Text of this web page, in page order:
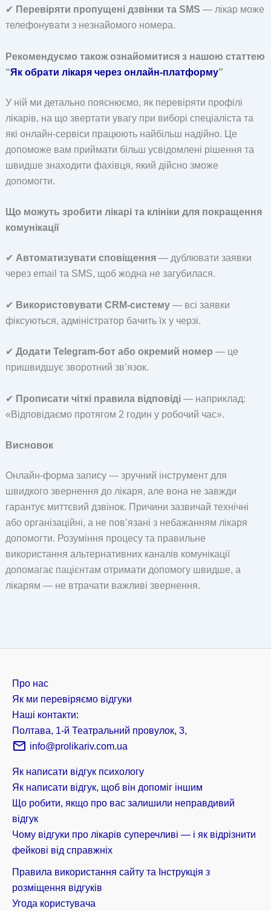
✔ Перевіряти пропущені дзвінки та SMS — лікар може
телефонувати з незнайомого номера.
Рекомендуємо також ознайомитися з нашою статтею
“Як обрати лікаря через онлайн-платформу”
У ній ми детально пояснюємо, як перевіряти профілі
лікарів, на що звертати увагу при виборі спеціаліста та
які онлайн-сервіси працюють найбільш надійно. Це
допоможе вам приймати більш усвідомлені рішення та
швидше знаходити фахівця, який дійсно зможе
допомогти.
Що можуть зробити лікарі та клініки для покращення
комунікації
✔ Автоматизувати сповіщення— дублювати заявки
через email та SMS, щоб жодна не загубилася.
✔ Використовувати CRM-систему— всі заявки
фіксуються, адміністратор бачить їх у черзі.
✔ Додати Telegram-бот або окремий номер — це
пришвидшує зворотний зв’язок.
✔ Прописати чіткі правила відповіді— наприклад:
«Відповідаємо протягом 2 годин у робочий час».
Висновок
Онлайн-форма запису — зручний інструмент для
швидкого звернення до лікаря, але вона не завжди
гарантує миттєвий дзвінок. Причини зазвичай технічні
або організаційні, а не пов’язані з небажанням лікаря
допомогти. Розуміння процесу та правильне
використання альтернативних каналів комунікації
допомагає пацієнтам отримати допомогу швидше, а
лікарям — не втрачати важливі звернення.
Про нас
Як ми перевіряємо відгуки
Наші контакти:
Полтава, 1-й Театральний провулок, 3,
info@prolikariv.com.ua
Як написати відгук психологу
Як написати відгук, щоб він допоміг іншим
Що робити, якщо про вас залишили неправдивий
відгук
Чому відгуки про лікарів суперечливі — і як відрізнити
фейкові від справжніх
Правила використання сайту та Інструкція з
розміщення відгуків
Угода користувача